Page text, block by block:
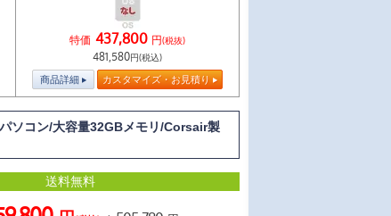
特価 437,800 円(税抜)
481,580円(税込)
商品詳細 カスタマイズ・お見積り
ソコン/大容量32GBメモリ/Corsair製
送料無料